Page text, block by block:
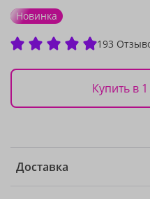
Новинка
193
Купить в
Доставка